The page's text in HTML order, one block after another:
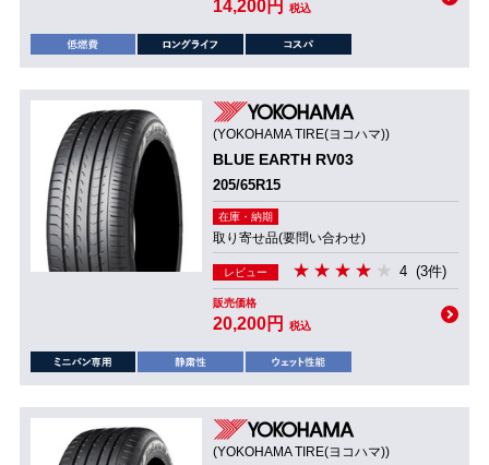
14,200円 税込
(YOKOHAMA TIRE(ヨコハマ))
BLUE EARTH RV03
205/65R15
在庫・納期
取り寄せ品(要問い合わせ)
レビュー 4 (3件)
販売価格
20,200円 税込
(YOKOHAMA TIRE(ヨコハマ))